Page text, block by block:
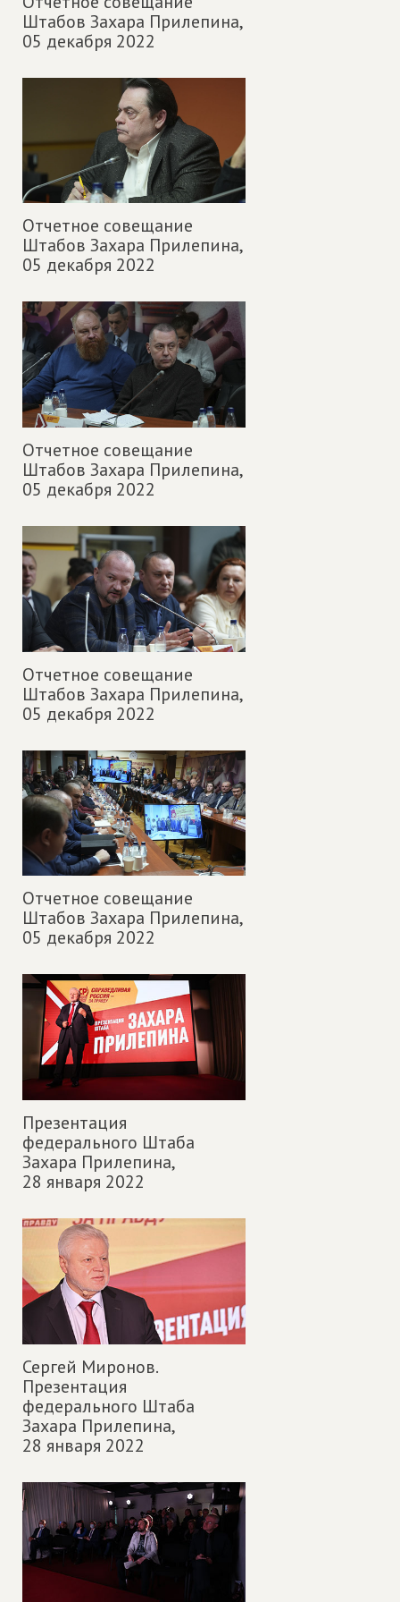
Штабов Захара Прилепина,
05 декабря 2022
Отчетное совещание
Штабов Захара Прилепина,
05 декабря 2022
Отчетное совещание
Штабов Захара Прилепина,
05 декабря 2022
Отчетное совещание
Штабов Захара Прилепина,
05 декабря 2022
Отчетное совещание
Штабов Захара Прилепина,
05 декабря 2022
Презентация
федерального Штаба
Захара Прилепина,
28 января 2022
Сергей Миронов.
Презентация
федерального Штаба
Захара Прилепина,
28 января 2022